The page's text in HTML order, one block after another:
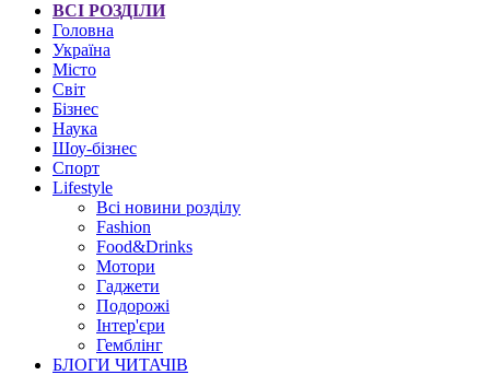
ВСІ РОЗДІЛИ
Головна
Україна
Місто
Світ
Бізнес
Наука
Шоу-бізнес
Спорт
Lifestyle
Всі новини розділу
Fashion
Food&Drinks
Мотори
Гаджети
Подорожі
Інтер'єри
Гемблінг
БЛОГИ ЧИТАЧІВ